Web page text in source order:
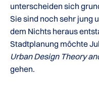
unterscheiden sich
Sie sind noch sehr jung
dem Nichts heraus
Stadtplanung möchte
Urban Design Theory
gehen.